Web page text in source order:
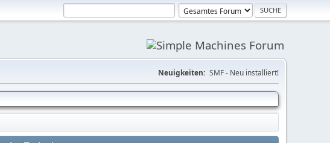
Neuigkeiten: SMF - Neu installiert!